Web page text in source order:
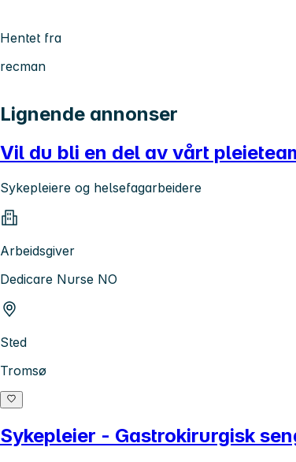
Hentet fra
recman
Lignende annonser
Vil du bli en del av vårt
Sykepleiere og helsefagarbeidere
Arbeidsgiver
Dedicare Nurse NO
Sted
Tromsø
Sykepleier - Gastrokirurgisk